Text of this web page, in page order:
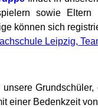
sowie
können sich
Leipzig,
unsere
einer Bedenkzeit